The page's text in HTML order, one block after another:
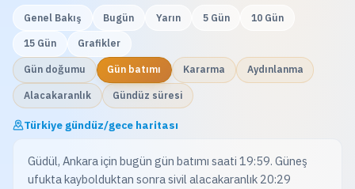
Genel Bakış Bugün Yarın 5 Gün 10 Gün
15 Gün Grafikler
Gün doğumu Gün batımı Kararma Aydınlanma
Alacakaranlık Gündüz süresi
Türkiye gündüz/gece haritası
Güdül, Ankara için bugün gün batımı saati 19:59. Güneş
ufukta kaybolduktan sonra sivil alacakaranlık 20:29